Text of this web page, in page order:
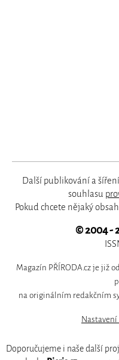
Další publikování a
souhlasu
Pokud chcete nějaký
© 2004 -
Magazín PŘÍRODA.cz je již
na originálním redakčním
Nastavení
Doporučujeme i naše další